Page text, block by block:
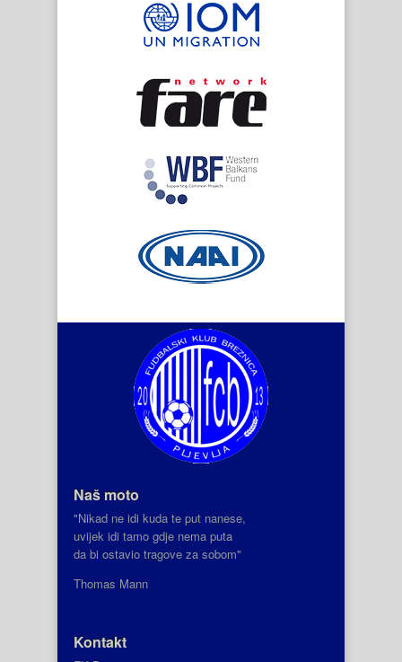
Naš moto
"Nikad ne idi kuda te put nanese,
uvijek idi tamo gdje nema puta
da bi ostavio tragove za sobom"
Thomas Mann
Kontakt